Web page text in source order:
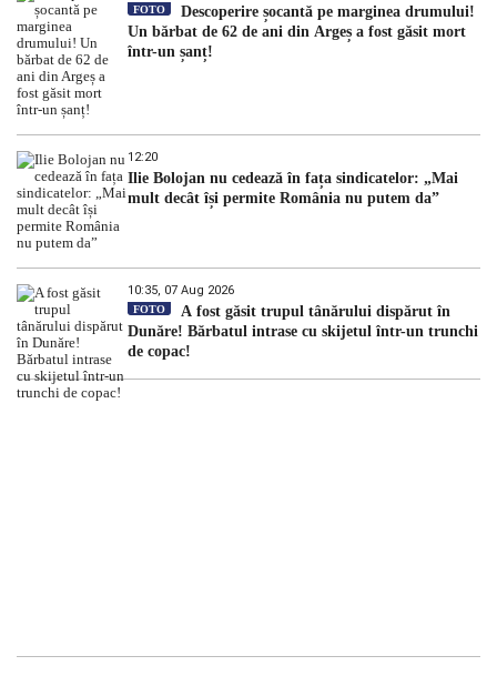
FOTO
Descoperire șocantă pe marginea drumului!
Un bărbat de 62 de ani din Argeș a fost găsit mort
într-un șanț!
12:20
Ilie Bolojan nu cedează în fața sindicatelor: „Mai
mult decât își permite România nu putem da”
10:35, 07 Aug 2026
FOTO
A fost găsit trupul tânărului dispărut în
Dunăre! Bărbatul intrase cu skijetul într-un trunchi
de copac!